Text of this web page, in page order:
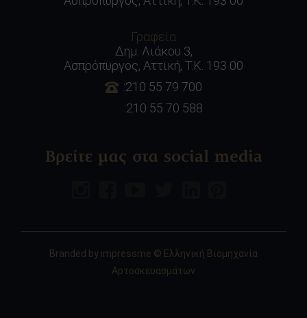
Γραφεία
Δημ. Λιάκου 3,
Ασπρόπυργος, Αττική, Τ.Κ. 193 00
:210 55 79 700
:210 55 70 588
Βρείτε μας στα social media
Branded by impressme © Ελληνική Βιομηχανία
Αρτοσκευασμάτων